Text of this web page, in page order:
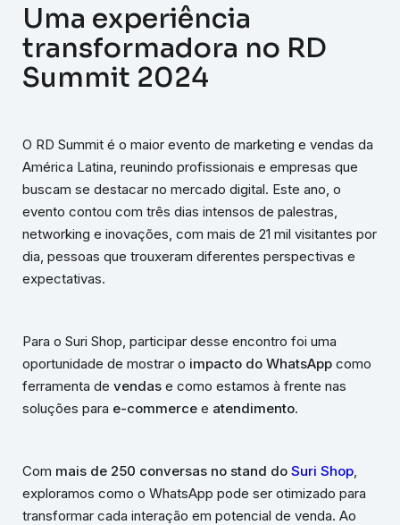
Uma experiência
transformadora no RD
Summit 2024
O RD Summit é o maior evento de marketing e vendas da
América Latina, reunindo profissionais e empresas que
buscam se destacar no mercado digital. Este ano, o
evento contou com três dias intensos de palestras,
networking e inovações, com mais de 21 mil visitantes por
dia, pessoas que trouxeram diferentes perspectivas e
expectativas.
Para o Suri Shop, participar desse encontro foi uma
oportunidade de mostrar o impacto do WhatsApp como
ferramenta de vendas e como estamos à frente nas
soluções para e-commerce e atendimento.
Com mais de 250 conversas no stand do Suri Shop,
exploramos como o WhatsApp pode ser otimizado para
transformar cada interação em potencial de venda. Ao